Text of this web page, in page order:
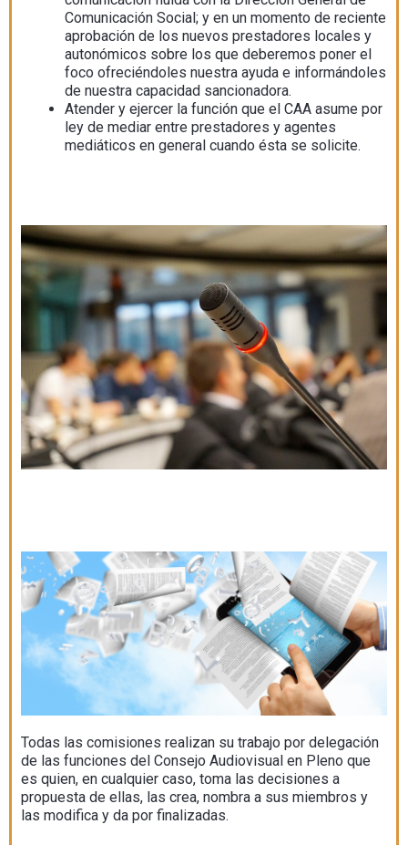
Comunicación Social; y en un momento de reciente
aprobación de los nuevos prestadores locales y
autonómicos sobre los que deberemos poner el
foco ofreciéndoles nuestra ayuda e informándoles
de nuestra capacidad sancionadora.
Atender y ejercer la función que el CAA asume por
ley de mediar entre prestadores y agentes
mediáticos en general cuando ésta se solicite.
Todas las comisiones realizan su trabajo por delegación
de las funciones del Consejo Audiovisual en Pleno que
es quien, en cualquier caso, toma las decisiones a
propuesta de ellas, las crea, nombra a sus miembros y
las modifica y da por finalizadas.